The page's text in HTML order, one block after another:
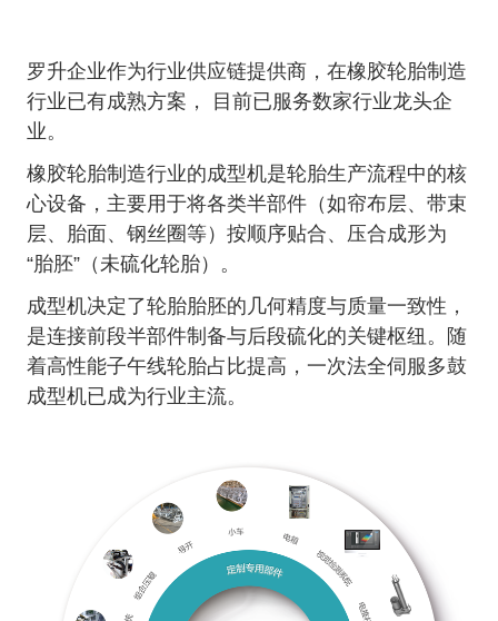
罗升企业作为行业供应链提供商，在橡胶轮胎制造
行业已有成熟方案，
目前已服务数家行业龙头企
业。
橡胶轮胎制造行业的成型机是轮胎生产流程中的核
心设备，主要用于将各类半部件（如帘布层、带束
层、胎面、钢丝圈等）按顺序贴合、压合成形为
“胎胚” （未硫化轮胎）。
成型机决定了轮胎胎胚的几何精度与质量一致性，
是连接前段半部件制备与后段硫化的关键枢纽。随
着高性能子午线轮胎占比提高，一次法全伺服多鼓
成型机已成为行业主流。